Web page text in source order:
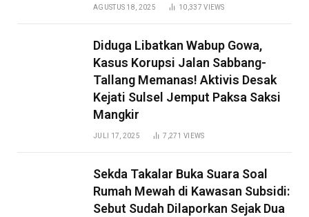
AGUSTUS 18, 2025 10,337VIEWS
Diduga Libatkan Wabup Gowa,
Kasus Korupsi Jalan Sabbang-
Tallang Memanas! Aktivis Desak
Kejati Sulsel Jemput Paksa Saksi
Mangkir
JULI 17, 2025 7,271VIEWS
Sekda Takalar Buka Suara Soal
Rumah Mewah di Kawasan Subsidi:
Sebut Sudah Dilaporkan Sejak Dua